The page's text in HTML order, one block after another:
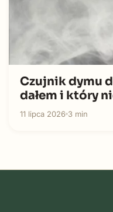
Czujnik dymu
dałem i który
11 lipca 2026 3 min